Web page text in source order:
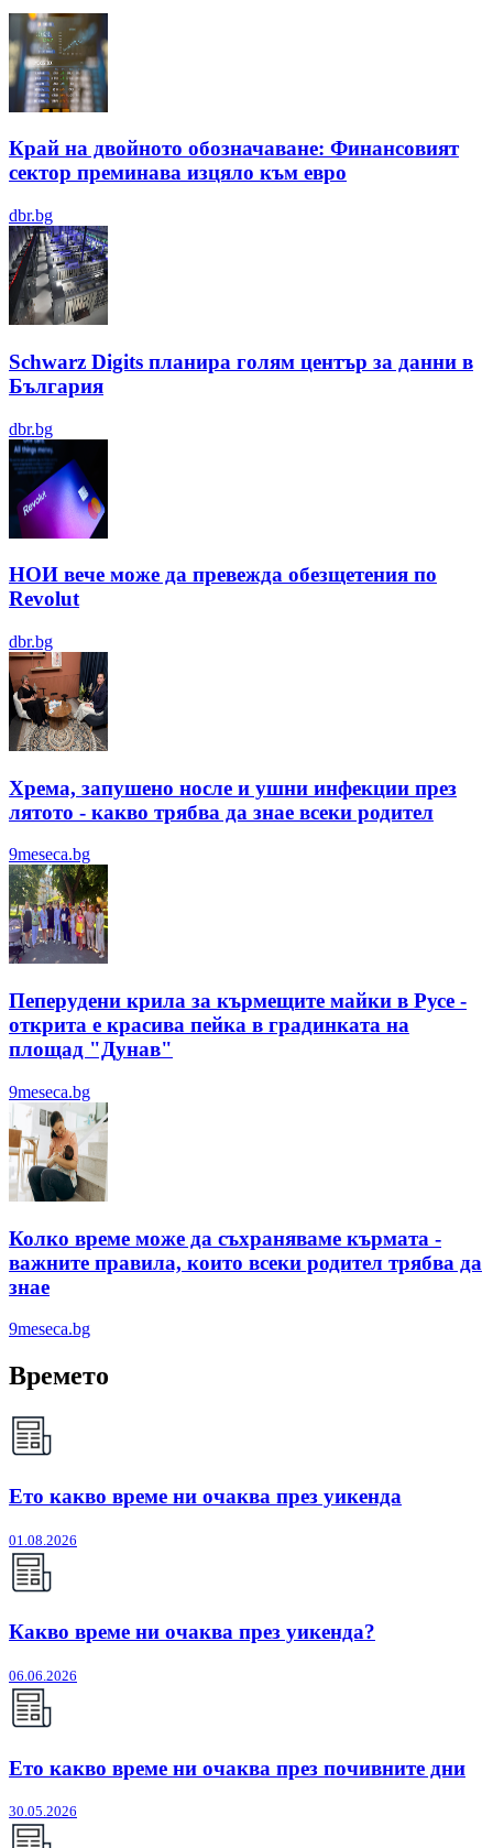
Край на двойното обозначаване: Финансовият
сектор преминава изцяло към евро
dbr.bg
Schwarz Digits планира голям център за данни в
България
dbr.bg
НОИ вече може да превежда обезщетения по
Revolut
dbr.bg
Хрема, запушено носле и ушни инфекции през
лятотo - какво трябва да знае всеки родител
9meseca.bg
Пеперудени крила за кърмещите майки в Русе -
открита е красива пейка в градинката на
площад "Дунав"
9meseca.bg
Колко време може да съхраняваме кърмата -
важните правила, които всеки родител трябва да
знае
9meseca.bg
Времето
Ето какво време ни очаква през уикенда
01.08.2026
Какво време ни очаква през уикенда?
06.06.2026
Ето какво време ни очаква през почивните дни
30.05.2026